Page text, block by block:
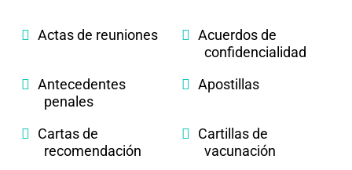
Actas de reuniones
Acuerdos de
confidencialidad
Antecedentes
penales
Apostillas
Cartas de
recomendación
Cartillas de
vacunación